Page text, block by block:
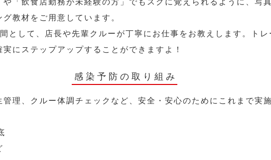
や「飲食店勤務が未経験の方」でもスグに覚えられるように、写
教材をご用意しています。
として、店長や先輩クルーが丁寧にお仕事をお教えします。トレ
にステップアップすることができますよ！
感染予防の取り組み
理、クルー体調チェックなど、安全・安心のためにこれまで実